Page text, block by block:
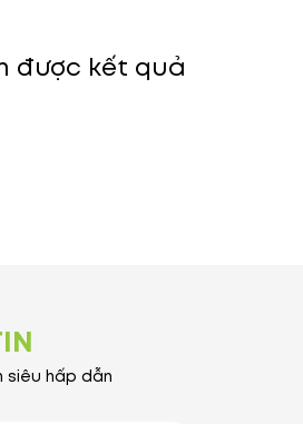
được kết quả
siêu hấp dẫn